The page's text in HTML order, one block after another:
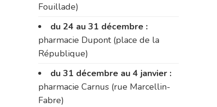
Fouillade)
du 24 au 31 décembre :
pharmacie Dupont (place de la
République)
du 31 décembre au 4 janvier :
pharmacie Carnus (rue Marcellin-
Fabre)